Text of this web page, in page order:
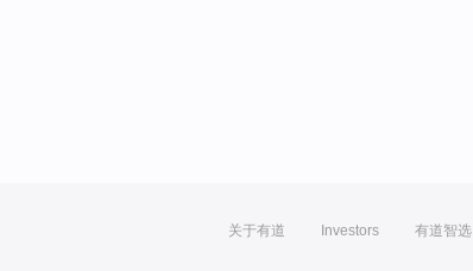
关于有道 Investors 有道智选